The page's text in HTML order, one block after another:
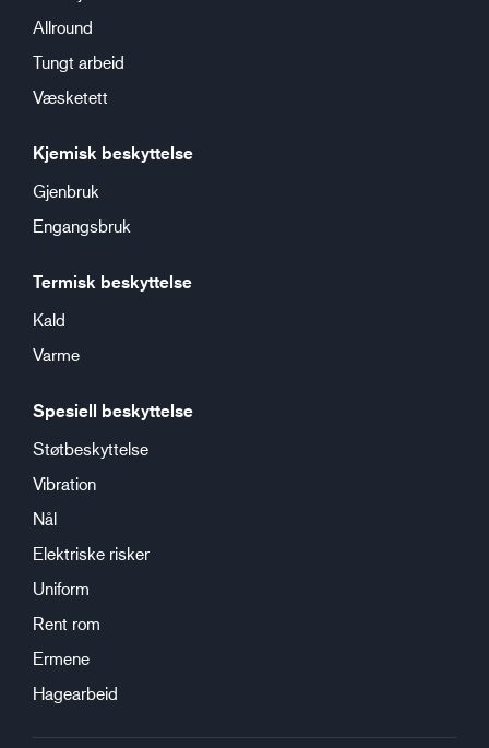
Allround
Tungt arbeid
Væsketett
Kjemisk beskyttelse
Gjenbruk
Engangsbruk
Termisk beskyttelse
Kald
Varme
Spesiell beskyttelse
Støtbeskyttelse
Vibration
Nål
Elektriske risker
Uniform
Rent rom
Ermene
Hagearbeid